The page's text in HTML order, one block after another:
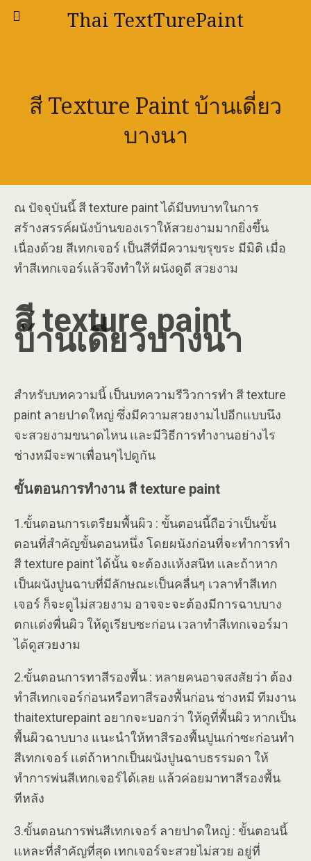
Thai TextTurePaint
สี Texture Paint บ้านเดี่ยว
บางนา
ณ ปัจจุบันนี้ สี texture paint ได้มีบทบาทในการ
สร้างสรรค์ผนังบ้านของเราให้สวยงามมากยิ่งขึ้น
เนื่องด้วย สีเทกเจอร์ เป็นสีที่มีความขรุขระ มีมิติ เมื่อ
ทำสีเทกเจอร์เเล้วจึงทำให้ ผนังดูดี สวยงาม
สี texture paint
บ้านเดี่ยวบางนา
สำหรับบทความนี้ เป็นบทความรีวิวการทำ สี texture
paint ลายปาดใหญ่ ซึ่งมีความสวยงามไปอีกแบบนึง
จะสวยงามขนาดไหน เเละมีวิธีการทำงานอย่างไร
ช่างหมีจะพาเพื่อนๆไปดูกัน
ขั้นตอนการทำงาน สี texture paint
1.ขั้นตอนการเตรียมพื้นผิว : ขั้นตอนนี้ถือว่าเป็นขั้น
ตอนที่สำคัญขั้นตอนหนึ่ง โดยผนังก่อนที่จะทำการทำ
สี texture paint ได้นั้น จะต้องเเห้งสนิท เเละถ้าหาก
เป็นผนังปูนฉาบที่มีลักษณะเป็นคลื่นๆ เวลาทำสีเทก
เจอร์ ก็จะดูไม่สวยงาม อาจจะจะต้องมีการฉาบบาง
ตกเเต่งพื่นผิว ให้ดูเรียบซะก่อน เวลาทำสีเทกเจอร์มา
ได้ดูสวยงาม
2.ขั้นตอนการทาสีรองพื้น : หลายคนอาจสงสัยว่า ต้อง
ทำสีเทกเจอร์ก่อนหรือทาสีรองพื้นก่อน ช่างหมี ทีมงาน
thaitexturepaint อยากจะบอกว่า ให้ดูที่พื้นผิว หากเป็น
พื้นผิวฉาบบาง แนะนำให้ทาสีรองพื้นปูนเก่าซะก่อนทำ
สีเทกเจอร์ เเต่ถ้าหากเป็นผนังปูนฉาบธรรมดา ให้
ทำการพ่นสีเทกเจอร์ได้เลย เเล้วค่อยมาทาสีรองพื้น
ทีหลัง
3.ขั้นตอนการพ่นสีเทกเจอร์ ลายปาดใหญ่ : ขั้นตอนนี้
เเหละที่สำคัญที่สุด เทกเจอร์จะสวยไม่สวย อยู่ที่